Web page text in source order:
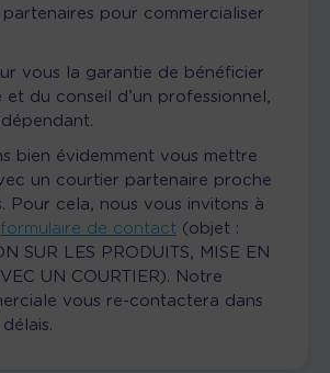
partenaires pour commercialiser
vous la garantie de bénéficier
et du conseil d’un professionnel,
bien évidemment vous mettre
un courtier partenaire proche
Pour cela, nous vous invitons à
formulaire de contact (objet :
SUR LES PRODUITS, MISE EN
UN COURTIER). Notre
vous re-contactera dans